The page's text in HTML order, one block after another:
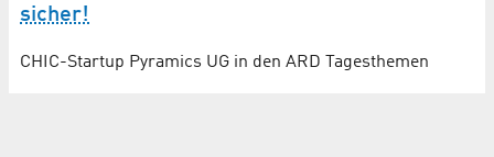
sicher!
CHIC-Startup Pyramics UG in den ARD Tagesthemen